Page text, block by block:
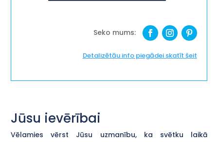
Detalizētāu info piegādei skatīt šeit
Jūsu ievērībai
Vēlamies vērst Jūsu uzmanību, ka svētku laikā